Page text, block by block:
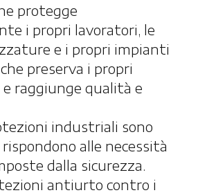
protegge
i propri lavoratori, le
e i propri impianti
preserva i propri
raggiunge qualità e
industriali sono
alle necessità
dalla sicurezza.
antiurto contro i